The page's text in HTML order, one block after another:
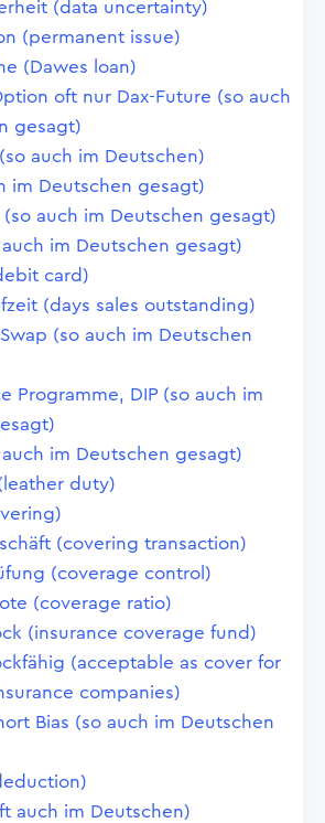
(data uncertainty)
(permanent issue)
(Dawes loan)
oft nur Dax-Future (so auch
gesagt)
auch im Deutschen)
im Deutschen gesagt)
(so auch im Deutschen gesagt)
im Deutschen gesagt)
card)
(days sales outstanding)
(so auch im Deutschen
Programme, DIP (so auch im
im Deutschen gesagt)
duty)
(covering transaction)
(coverage control)
(coverage ratio)
(insurance coverage fund)
(acceptable as cover for
companies)
Bias (so auch im Deutschen
auch im Deutschen)